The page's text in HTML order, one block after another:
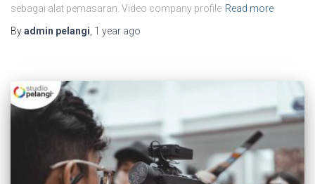
sebagai alat pemasaran. Video company profile Read more
Byadmin pelangi, 1 year ago